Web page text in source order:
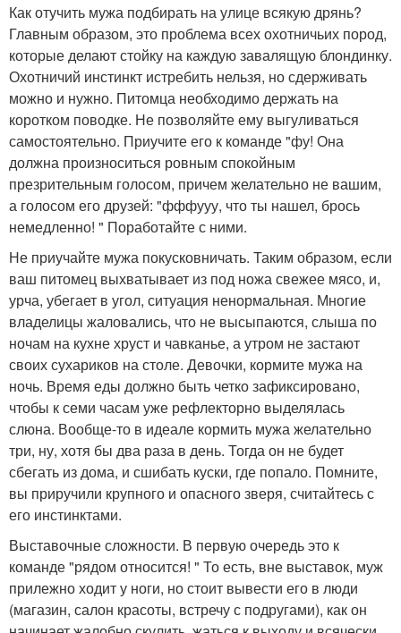
Как отучить мужа подбирать на улице всякую дрянь?
Главным образом, это проблема всех охотничьих пород,
которые делают стойку на каждую завалящую блондинку.
Охотничий инстинкт истребить нельзя, но сдерживать
можно и нужно. Питомца необходимо держать на
коротком поводке. Не позволяйте ему выгуливаться
самостоятельно. Приучите его к команде "фу! Она
должна произноситься ровным спокойным
презрительным голосом, причем желательно не вашим,
а голосом его друзей: "фффууу, что ты нашел, брось
немедленно! " Поработайте с ними.
Не приучайте мужа покусковничать. Таким образом, если
ваш питомец выхватывает из под ножа свежее мясо, и,
урча, убегает в угол, ситуация ненормальная. Многие
владелицы жаловались, что не высыпаются, слыша по
ночам на кухне хруст и чавканье, а утром не застают
своих сухариков на столе. Девочки, кормите мужа на
ночь. Время еды должно быть четко зафиксировано,
чтобы к семи часам уже рефлекторно выделялась
слюна. Вообще-то в идеале кормить мужа желательно
три, ну, хотя бы два раза в день. Тогда он не будет
сбегать из дома, и сшибать куски, где попало. Помните,
вы приручили крупного и опасного зверя, считайтесь с
его инстинктами.
Выставочные сложности. В первую очередь это к
команде "рядом относится! " То есть, вне выставок, муж
прилежно ходит у ноги, но стоит вывести его в люди
(магазин, салон красоты, встречу с подругами), как он